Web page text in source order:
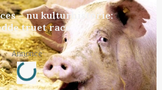
– nu kulturhistorie:
truet race
Annonce
Loading...